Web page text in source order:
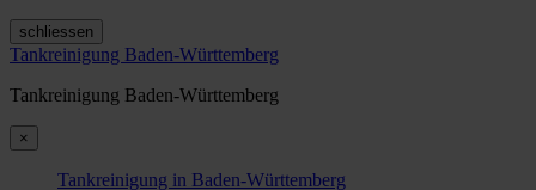
schliessen
Tankreinigung Baden-Württemberg
Tankreinigung Baden-Württemberg
×
Tankreinigung in Baden-Württemberg